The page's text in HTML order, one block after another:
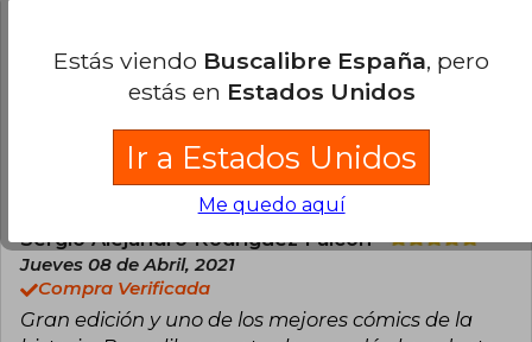
gusto mucho( es flojo para leer) porque se devoró
este cómic y es gigante, pesado 29.5x22.2x4.3
aprox.. Muy lindo.
Esta opinión es útil 2 No es útil
Sergio Alejandro Rodríguez Falcón
Jueves 08 de Abril, 2021
Compra Verificada
Gran edición y uno de los mejores cómics de la
Estás viendo Buscalibre España, pero
estás en Estados Unidos
Ir a Estados Unidos
Me quedo aquí